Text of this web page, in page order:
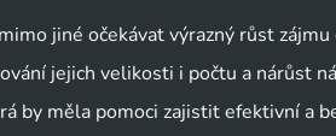
jiné očekávat výrazný růst
jejich velikosti i počtu a nárůst
by měla pomoci zajistit efektivní a